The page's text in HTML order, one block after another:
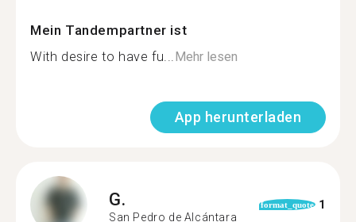
Mein Tandempartner ist
With desire to have fu...Mehr lesen
App herunterladen
G.
San Pedro de Alcántara
format_quote 1